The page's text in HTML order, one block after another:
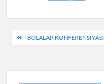
PostBOLALAR KONFERENSIYASI